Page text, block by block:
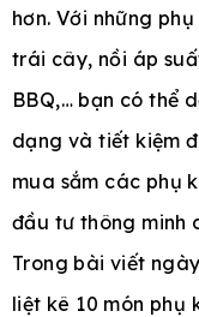
hơn. Với những
trái cây, nồi áp
BBQ,… bạn có thể
dạng và tiết kiệm
mua sắm các phụ
đầu tư thông minh
Trong bài viết
liệt kê 10 món phụ